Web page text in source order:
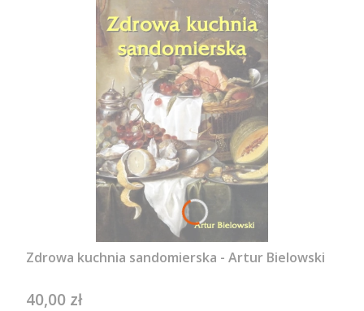
Zdrowa kuchnia sandomierska - Artur Bielowski
Cena
40,00 zł